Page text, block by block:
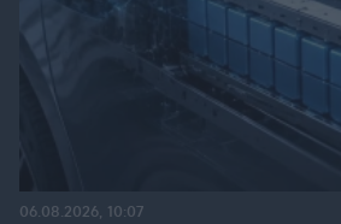
06.08.2026, 10:07